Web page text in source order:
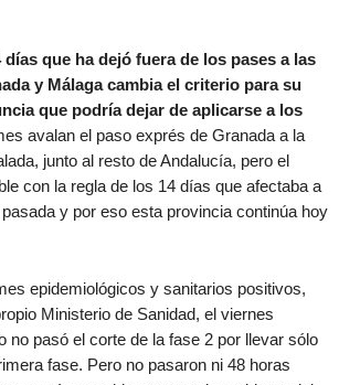
días que ha dejó fuera de los pases a las
y Málaga cambia el criterio para su
que podría dejar de aplicarse a los
avalan el paso exprés de Granada a la
junto al resto de Andalucía, pero el
con la regla de los 14 días que afectaba a
y por eso esta provincia continúa hoy
epidemiológicos y sanitarios positivos,
Ministerio de Sanidad, el viernes
no pasó el corte de la fase 2 por llevar sólo
fase. Pero no pasaron ni 48 horas